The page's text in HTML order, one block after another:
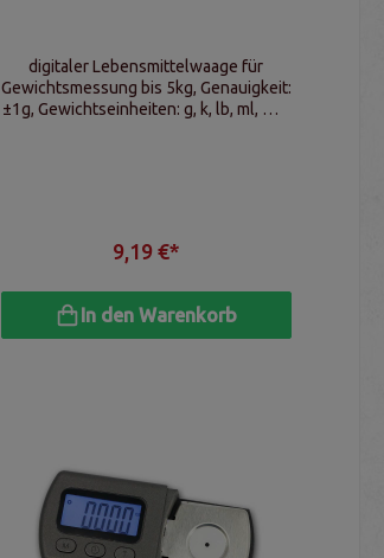
digitaler Lebensmittelwaage für
Gewichtsmessung bis 5kg, Genauigkeit:
±1g, Gewichtseinheiten: g, k, lb, ml, ml -
9,19 €*
In den Warenkorb